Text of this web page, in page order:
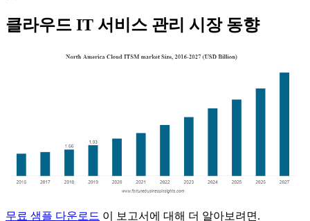
클라우드 IT 서비스 관리 시장 동향
무료 샘플 다운로드 이 보고서에 대해 더 알아보려면.